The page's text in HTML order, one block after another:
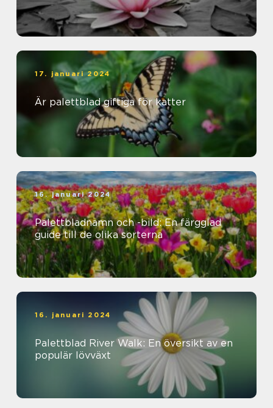
17. januari 2024
Är palettblad giftiga för katter
16. januari 2024
Palettbladnamn och -bild: En färgglad
guide till de olika sorterna
16. januari 2024
Palettblad River Walk: En översikt av en
populär lövväxt